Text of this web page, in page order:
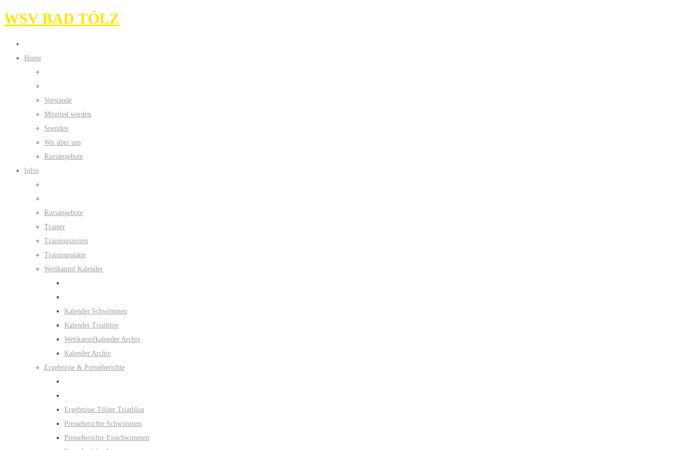
WSV BAD TÖLZ
Home
Vorstände
Mitglied werden
Spenden
Wir über uns
Kursangebote
Infos
Kursangebote
Trainer
Trainingszeiten
Trainingsstätte
Wettkampf Kalender
Kalender Schwimmen
Kalender Triathlon
Wettkampfkalender Archiv
Kalender Archiv
Ergebnisse & Presseberichte
Ergebnisse Tölzer Triathlon
Presseberichte Schwimmen
Presseberichte Eisschwimmen